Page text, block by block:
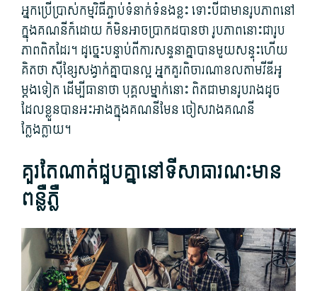
អ្នកប្រើ​ប្រាស់​កម្មវិធី​ភ្ជាប់​ទំនាក់ទំនង​ខ្លះ ទោះបីជា​មាន​រូបភាព​នៅ
ក្នុង​គណនី​ក៏ដោយ ក៏​មិន​អាច​ប្រាកដ​បាន​ថា រូបភាព​នោះ​ជា​រូប
ភាព​ពិត​ដែរ។ ដូច្នេះ​បន្ទាប់ពី​ការសន្ទនា​គ្នា​បាន​មួយសន្ទុះ​ហើយ​
គិត​ថា ស៊ី​ខ្សែ​សង្វាក់​គ្នា​បាន​ល្អ អ្នក​គួរ​ពិចារណា​ខល​តាម​វីឌីអូ​
ម្ដង​ទៀត ដើម្បី​ធានា​ថា បុគ្គល​ម្នាក់​នោះ ពិតជា​មាន​រូបរាង​ដូច
ដែល​ខ្លួន​បាន​អះអាង​ក្នុង​គណនី​មែន ចៀសវាង​គណនី​
ក្លែងក្លាយ។
គួរតែ​ណាត់​ជួប​គ្នា​នៅ​ទី​សាធារណៈមាន​
ពន្លឺ​ភ្លឺ